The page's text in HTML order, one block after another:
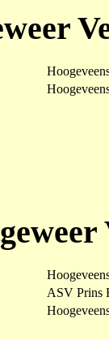
ASV Prins